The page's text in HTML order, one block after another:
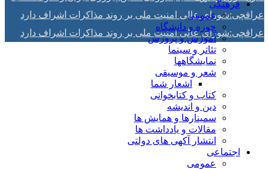
عراقچی:شورای عالی امنیت ملی بر روند مذاکرات اشراف دارد
عراقچی:شورای عالی امنیت ملی بر روند مذاکرات اشراف دارد
فرهنگی
عمومی
حوزه و دانشگاه
آموزش و پرورش
تئاتر و سینما
نمایشگاهها
شعر و موسیقی
اشعار شما
کتاب و کتابخوانی
دین و اندیشه
سمینارها و همایش ها
مقالات و يادداشت ها
انتشار آکهی های دولتی
اجتماعی
عمومی